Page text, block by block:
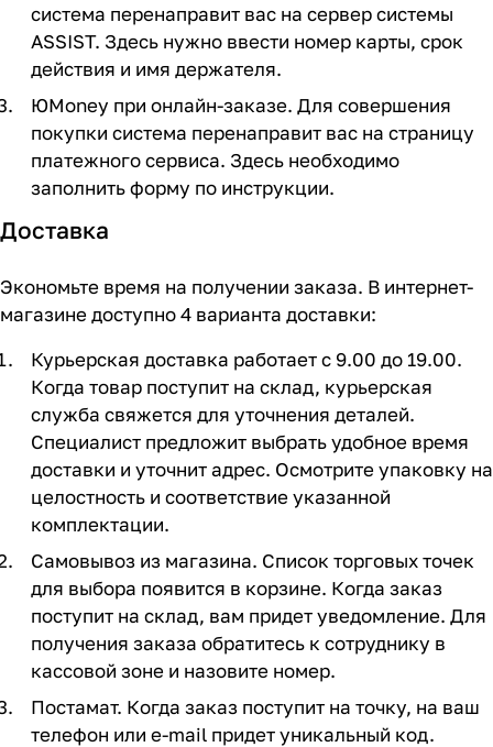
система перенаправит вас на сервер системы
ASSIST. Здесь нужно ввести номер карты, срок
действия и имя держателя.
ЮMoney при онлайн-заказе. Для совершения
покупки система перенаправит вас на страницу
платежного сервиса. Здесь необходимо
заполнить форму по инструкции.
Доставка
Экономьте время на получении заказа. В интернет-
магазине доступно 4 варианта доставки:
Курьерская доставка работает с 9.00 до 19.00.
Когда товар поступит на склад, курьерская
служба свяжется для уточнения деталей.
Специалист предложит выбрать удобное время
доставки и уточнит адрес. Осмотрите упаковку на
целостность и соответствие указанной
комплектации.
Самовывоз из магазина. Список торговых точек
для выбора появится в корзине. Когда заказ
поступит на склад, вам придет уведомление. Для
получения заказа обратитесь к сотруднику в
кассовой зоне и назовите номер.
Постамат. Когда заказ поступит на точку, на ваш
телефон или e-mail придет уникальный код.